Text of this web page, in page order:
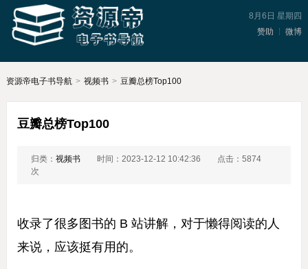
8月6日 星期四
赞助
微博
资源帝电子书导航 > 视频书 > 豆瓣总榜Top100
豆瓣总榜Top100
归类： 视频书 时间：2023-12-12 10:42:36
点击：5874
次
收录了很多图书的 B 站讲解，对于懒得阅读的人
来说，应该挺有用的。